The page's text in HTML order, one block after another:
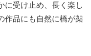
に受け止め、長く楽し
作品にも自然に橋が架